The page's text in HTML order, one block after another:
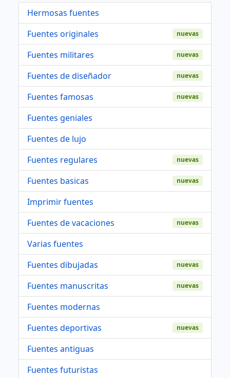
Hermosas fuentes
Fuentes originales
nuevas
Fuentes militares nuevas
Fuentes de diseñador nuevas
Fuentes famosas nuevas
Fuentes geniales
Fuentes de lujo
Fuentes regulares
nuevas
Fuentes basicas nuevas
Imprimir fuentes
Fuentes de vacaciones
nuevas
Varias fuentes
Fuentes dibujadas
nuevas
Fuentes manuscritas nuevas
Fuentes modernas
Fuentes deportivas
nuevas
Fuentes antiguas
Fuentes futuristas